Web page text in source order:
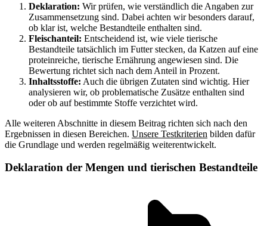
Deklaration: Wir prüfen, wie verständlich die Angaben zur
Zusammensetzung sind. Dabei achten wir besonders darauf,
ob klar ist, welche Bestandteile enthalten sind.
Fleischanteil: Entscheidend ist, wie viele tierische
Bestandteile tatsächlich im Futter stecken, da Katzen auf eine
proteinreiche, tierische Ernährung angewiesen sind. Die
Bewertung richtet sich nach dem Anteil in Prozent.
Inhaltsstoffe: Auch die übrigen Zutaten sind wichtig. Hier
analysieren wir, ob problematische Zusätze enthalten sind
oder ob auf bestimmte Stoffe verzichtet wird.
Alle weiteren Abschnitte in diesem Beitrag richten sich nach den
Ergebnissen in diesen Bereichen. Unsere Testkriterien bilden dafür
die Grundlage und werden regelmäßig weiterentwickelt.
Deklaration der Mengen und tierischen Bestandteile